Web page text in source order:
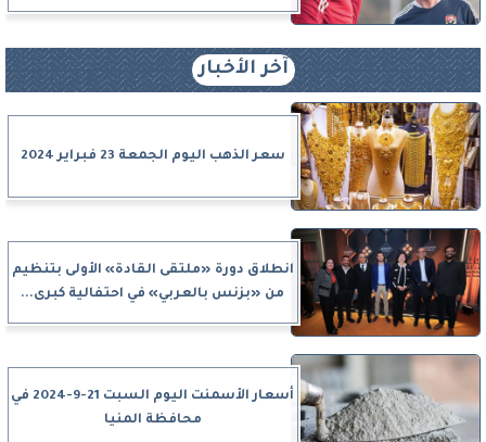
آخر الأخبار
سعر الذهب اليوم الجمعة 23 فبراير 2024
انطلاق دورة «ملتقى القادة» الأولى بتنظيم
من «بزنس بالعربي» في احتفالية كبرى...
أسعار الأسمنت اليوم السبت 21-9-2024 في
محافظة المنيا